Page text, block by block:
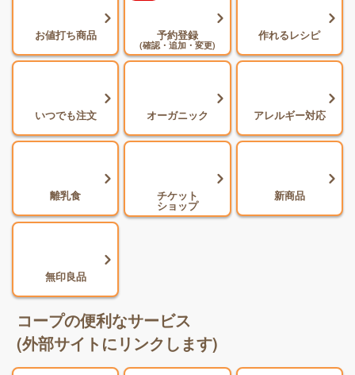
お値打ち商品 予約登録
(確認・追加・変更)
作れるレシピ
いつでも注文 オーガニック アレルギー対応
離乳食 チケット
ショップ
新商品
無印良品
コープの便利なサービス
(外部サイトにリンクします)